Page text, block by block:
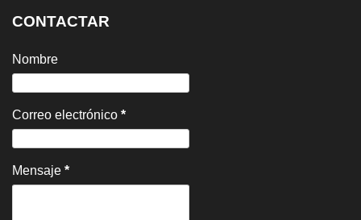
CONTACTAR
Nombre
Correo electrónico *
Mensaje *